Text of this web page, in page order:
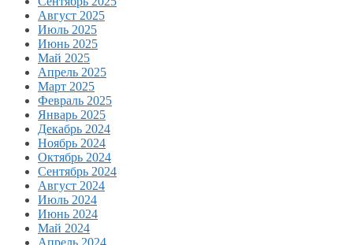
Август 2025
Июль 2025
Июнь 2025
Май 2025
Апрель 2025
Март 2025
Февраль 2025
Январь 2025
Декабрь 2024
Ноябрь 2024
Октябрь 2024
Сентябрь 2024
Август 2024
Июль 2024
Июнь 2024
Май 2024
Апрель 2024